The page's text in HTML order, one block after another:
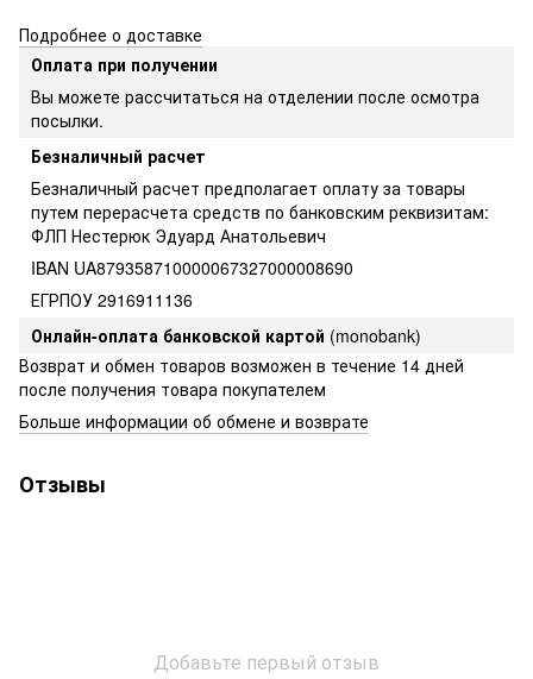
Подробнее о доставке
Оплата при получении
Вы можете рассчитаться на отделении после осмотра
посылки.
Безналичный расчет
Безналичный расчет предполагает оплату за товары
путем перерасчета средств по банковским реквизитам:
ФЛП Нестерюк Эдуард Анатольевич
IBAN UA879358710000067327000008690
ЕГРПОУ 2916911136
Онлайн-оплата банковской картой (monobank)
Возврат и обмен товаров возможен в течение 14 дней
после получения товара покупателем
Больше информации об обмене и возврате
Отзывы
Добавьте первый отзыв